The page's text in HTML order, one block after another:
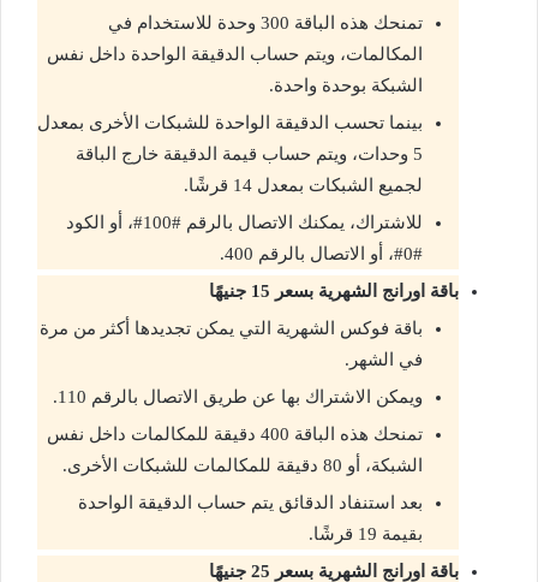
تمنحك هذه الباقة 300 وحدة للاستخدام في
المكالمات، ويتم حساب الدقيقة الواحدة داخل نفس
الشبكة بوحدة واحدة.
بينما تحسب الدقيقة الواحدة للشبكات الأخرى بمعدل
5 وحدات، ويتم حساب قيمة الدقيقة خارج الباقة
لجميع الشبكات بمعدل 14 قرشًا.
للاشتراك، يمكنك الاتصال بالرقم #100#، أو الكود
#0#، أو الاتصال بالرقم 400.
باقة اورانج الشهرية بسعر 15 جنيهًا
باقة فوكس الشهرية التي يمكن تجديدها أكثر من مرة
في الشهر.
ويمكن الاشتراك بها عن طريق الاتصال بالرقم 110.
تمنحك هذه الباقة 400 دقيقة للمكالمات داخل نفس
الشبكة، أو 80 دقيقة للمكالمات للشبكات الأخرى.
بعد استنفاد الدقائق يتم حساب الدقيقة الواحدة
بقيمة 19 قرشًا.
باقة اورانج الشهرية بسعر 25 جنيهًا